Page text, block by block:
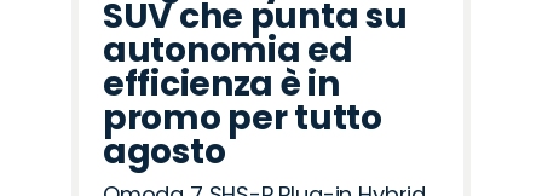
SUV che punta su
autonomia ed
efficienza è in
promo per tutto
agosto